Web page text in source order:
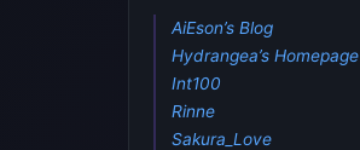
AiEson’s Blog
Hydrangea’s Homepage
Int100
Rinne
Sakura_Love